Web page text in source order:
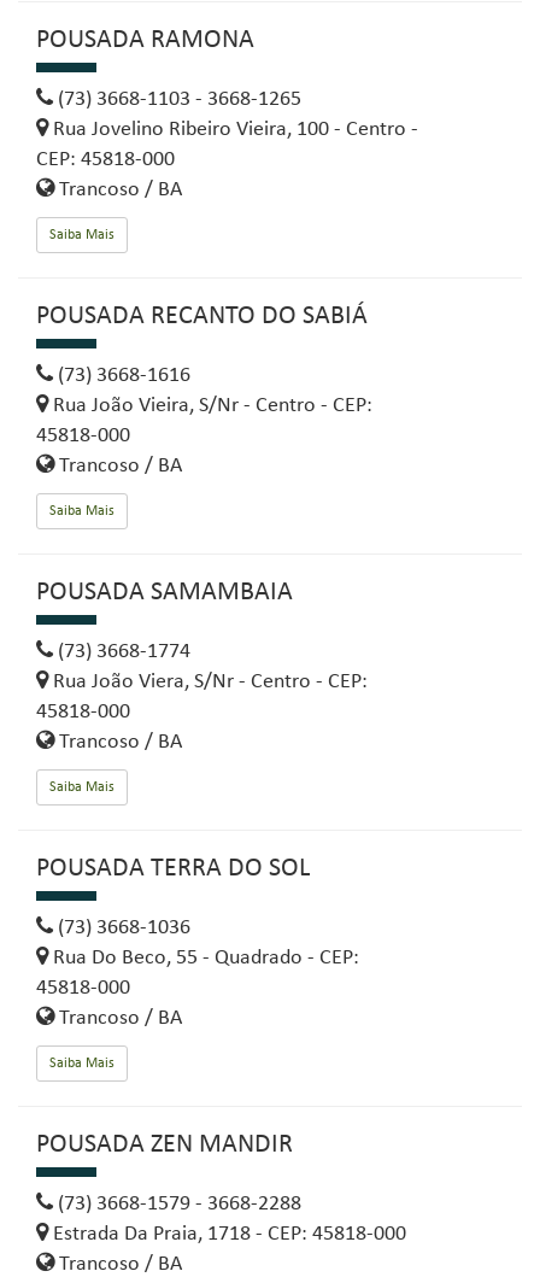
POUSADA RAMONA
(73) 3668-1103 - 3668-1265
Rua Jovelino Ribeiro Vieira, 100 - Centro -
CEP: 45818-000
Trancoso / BA
Saiba Mais
POUSADA RECANTO DO SABIÁ
(73) 3668-1616
Rua João Vieira, S/Nr - Centro - CEP:
45818-000
Trancoso / BA
Saiba Mais
POUSADA SAMAMBAIA
(73) 3668-1774
Rua João Viera, S/Nr - Centro - CEP:
45818-000
Trancoso / BA
Saiba Mais
POUSADA TERRA DO SOL
(73) 3668-1036
Rua Do Beco, 55 - Quadrado - CEP:
45818-000
Trancoso / BA
Saiba Mais
POUSADA ZEN MANDIR
(73) 3668-1579 - 3668-2288
Estrada Da Praia, 1718 - CEP: 45818-000
Trancoso / BA